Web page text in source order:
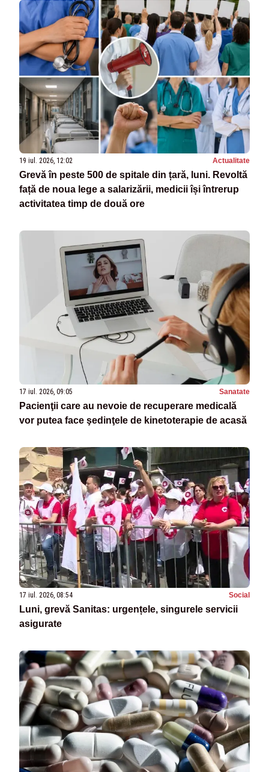
19 iul. 2026, 12:02 Actualitate
Grevă în peste 500 de spitale din țară, luni. Revoltă
față de noua lege a salarizării, medicii își întrerup
activitatea timp de două ore
17 iul. 2026, 09:05 Sanatate
Pacienţii care au nevoie de recuperare medicală
vor putea face şedinţele de kinetoterapie de acasă
17 iul. 2026, 08:54 Social
Luni, grevă Sanitas: urgențele, singurele servicii
asigurate